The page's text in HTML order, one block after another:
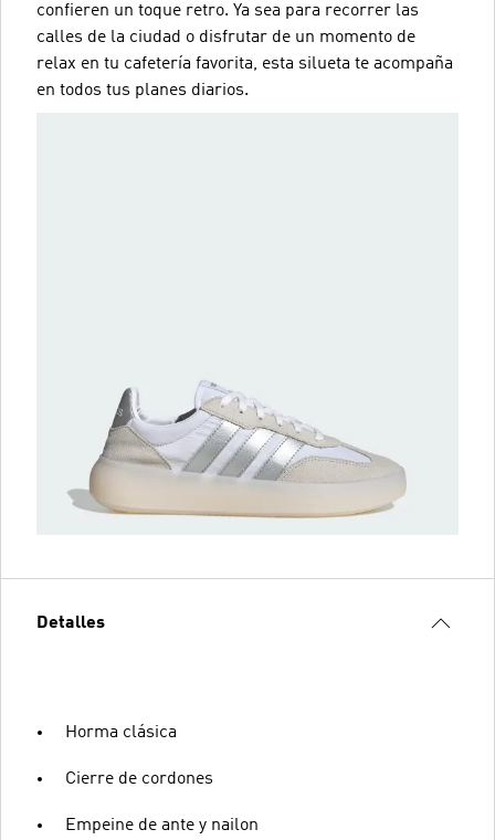
confieren un toque retro. Ya sea para recorrer las
calles de la ciudad o disfrutar de un momento de
relax en tu cafetería favorita, esta silueta te acompaña
en todos tus planes diarios.
Detalles
Horma clásica
Cierre de cordones
Empeine de ante y nailon